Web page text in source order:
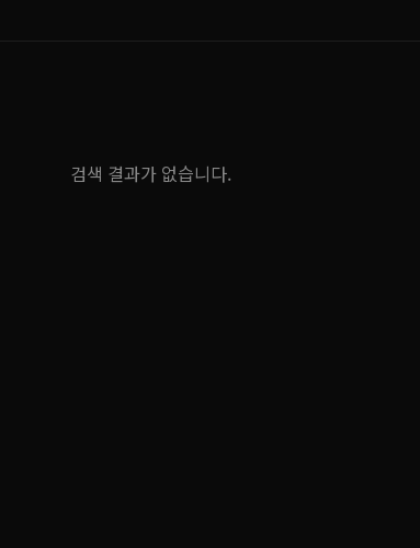
검색 결과가 없습니다.